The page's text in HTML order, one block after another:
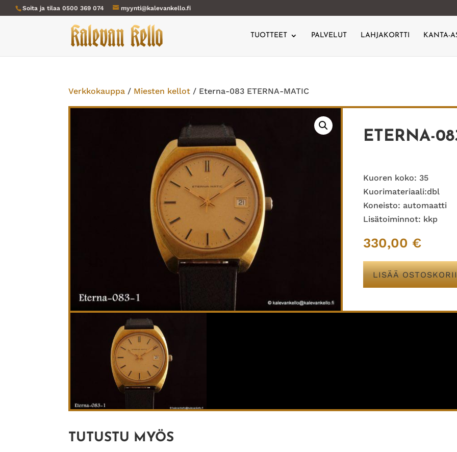
Soita ja tilaa 0500 369 074 myynti@kalevankello.fi
TUOTTEET PALVELUT LAHJAKORTTI KANTA-
Verkkokauppa / Miesten kellot / Eterna-083 ETERNA-MATIC
ETERNA-
Kuoren koko: 35
Kuorimateriaali:dbl
Koneisto: automaatti
Lisätoiminnot: kkp
330,00 €
LISÄÄ
TUTUSTU MYÖS